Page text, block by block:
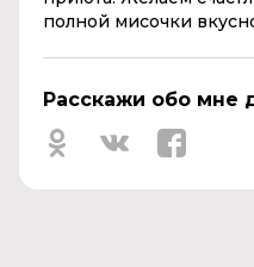
полной мисочки
Расскажи обо мне